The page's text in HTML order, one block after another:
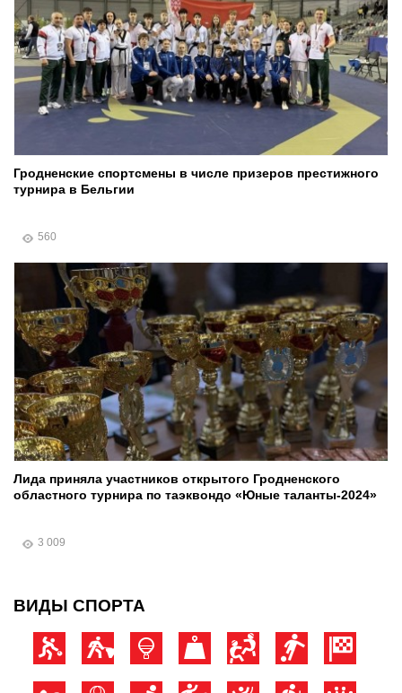
Гродненские спортсмены в числе призеров престижного
турнира в Бельгии
560
Лида приняла участников открытого Гродненского
областного турнира по таэквондо «Юные таланты-2024»
3 009
ВИДЫ СПОРТА